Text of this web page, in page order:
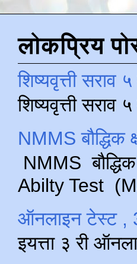
लोकप्रिय
शिष्यवृत्ती सराव
शिष्यवृत्ती
NMMS बौद्धिक
NMMS
Abilty Test
ऑनलाइन टेस्ट ,
इयत्ता ३ री